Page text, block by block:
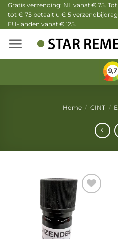
Ga
naar
inhoud
Gratis verzending: NL vanaf € 75.
tot € 75 betaalt u € 5
EU-landen vanaf € 125.
Home / CINT /